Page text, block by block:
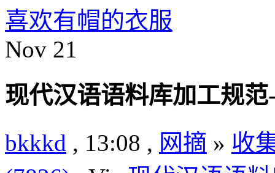
喜欢有帽的衣服
Nov 21
现代汉语语料库加工规
bkkkd , 13:08 , 网摘 » 收